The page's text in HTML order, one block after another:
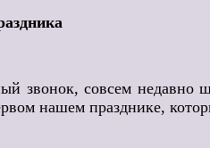
звонок, совсем недавно
нашем празднике,